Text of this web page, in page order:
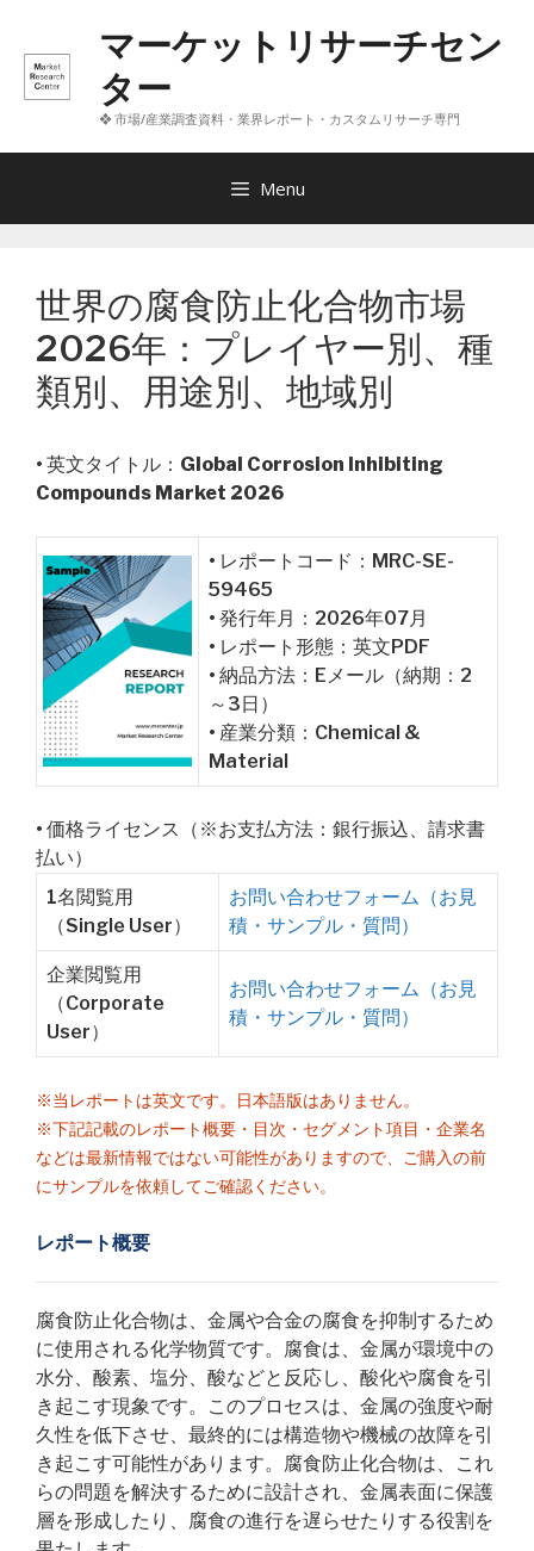
へ
マーケットリサーチセン
ター
❖ 市場/産業調査資料・業界レポート・カスタムリサーチ専門
Menu
世界の腐食防止化合物市場
2026年：プレイヤー別、種
類別、用途別、地域別
• 英文タイトル： Global Corrosion Inhibiting
Compounds Market 2026
• レポートコード：MRC-SE-
59465
• 発行年月：2026年07月
• レポート形態：英文PDF
• 納品方法：Eメール（納期：2
～3日）
• 産業分類：Chemical &
Material
• 価格ライセンス（※お支払方法：銀行振込、請求書
払い）
1名閲覧用
（Single User）
お問い合わせフォーム（お見
積・サンプル・質問）
企業閲覧用
（Corporate
User）
お問い合わせフォーム（お見
積・サンプル・質問）
※当レポートは英文です。日本語版はありません。
※下記記載のレポート概要・目次・セグメント項目・企業名
などは最新情報ではない可能性がありますので、ご購入の前
にサンプルを依頼してご確認ください。
レポート概要
腐食防止化合物は、金属や合金の腐食を抑制するため
に使用される化学物質です。腐食は、金属が環境中の
水分、酸素、塩分、酸などと反応し、酸化や腐食を引
き起こす現象です。このプロセスは、金属の強度や耐
久性を低下させ、最終的には構造物や機械の故障を引
き起こす可能性があります。腐食防止化合物は、これ
らの問題を解決するために設計され、金属表面に保護
層を形成したり、腐食の進行を遅らせたりする役割を